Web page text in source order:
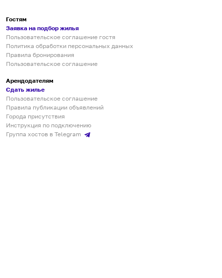
Гостям
Заявка на подбор жилья
Пользовательское соглашение гостя
Политика обработки персональных данных
Правила бронирования
Пользовательское соглашение
Арендодателям
Сдать жилье
Пользовательское соглашение
Правила публикации объявлений
Города присутствия
Инструкция по подключению
Группа хостов в Telegram